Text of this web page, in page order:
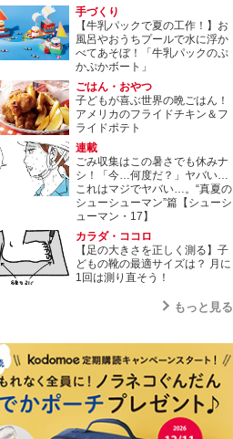
手づくり
【牛乳パックで夏の工作！】お
風呂やおうちプールで水に浮か
べてあそぼ！「牛乳パックのぷ
かぷかボート」
ごはん・おやつ
子どもが喜ぶ世界の晩ごはん！
アメリカのフライドチキン＆フ
ライドポテト
連載
ごみ収集はこの暑さでも休みナ
シ！「今…何度だ？」ヤバい…
これはマジでヤバい…。“真夏の
シューシューマン”篇【シューシ
ューマン・17】
カラダ・ココロ
【足の大きさを正しく測る】子
どもの靴の最適サイズは？ 月に
1回は測り直そう！
もっと見る